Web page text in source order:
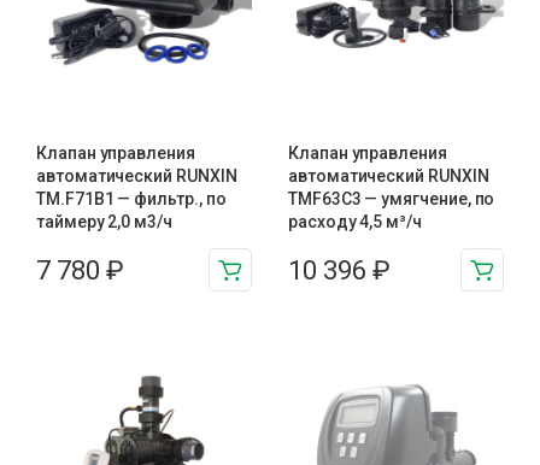
Клапан управления
автоматический RUNXIN
TM.F71B1 — фильтр., по
таймеру 2,0 м3/ч
7 780 ₽
Клапан управления
автоматический RUNXIN
TMF63C3 — умягчение, по
расходу 4,5 м³/ч
10 396 ₽